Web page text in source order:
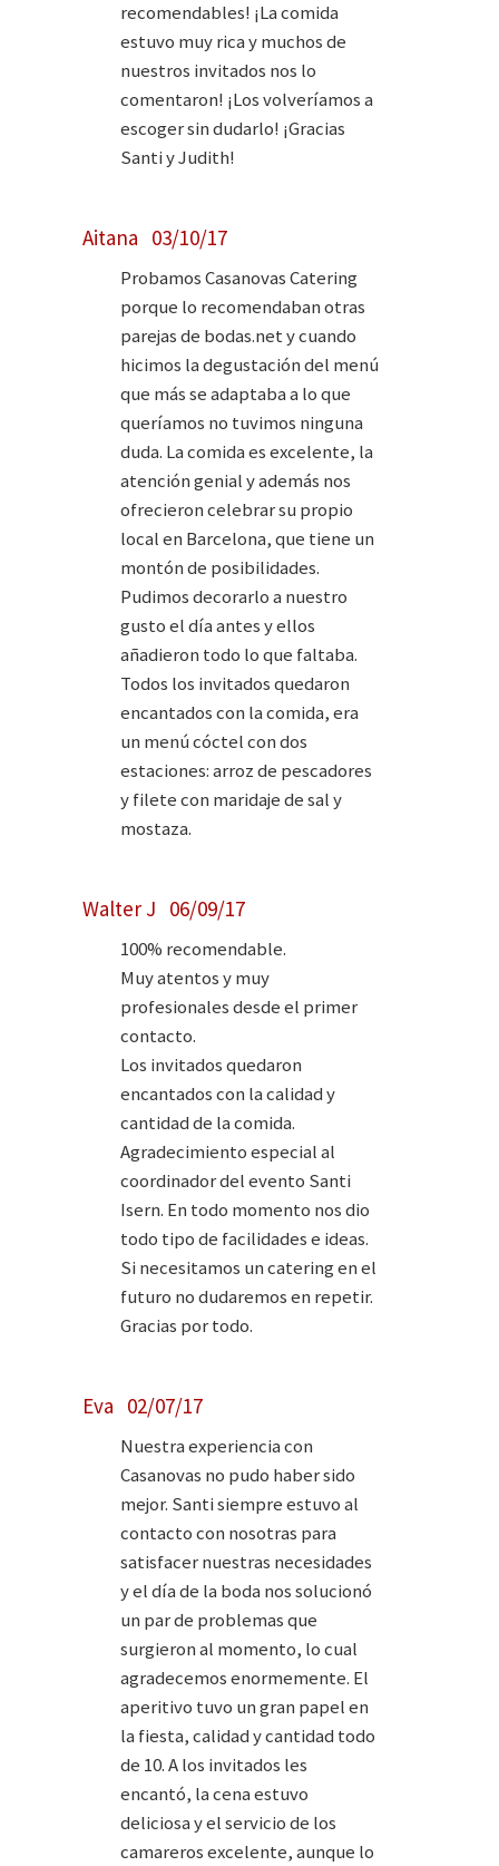
recomendables! ¡La comida
estuvo muy rica y muchos de
nuestros invitados nos lo
comentaron! ¡Los volveríamos a
escoger sin dudarlo! ¡Gracias
Santi y Judith!
Aitana 03/10/17
Probamos Casanovas Catering
porque lo recomendaban otras
parejas de bodas.net y cuando
hicimos la degustación del menú
que más se adaptaba a lo que
queríamos no tuvimos ninguna
duda. La comida es excelente, la
atención genial y además nos
ofrecieron celebrar su propio
local en Barcelona, que tiene un
montón de posibilidades.
Pudimos decorarlo a nuestro
gusto el día antes y ellos
añadieron todo lo que faltaba.
Todos los invitados quedaron
encantados con la comida, era
un menú cóctel con dos
estaciones: arroz de pescadores
y filete con maridaje de sal y
mostaza.
Walter J 06/09/17
100% recomendable.
Muy atentos y muy
profesionales desde el primer
contacto.
Los invitados quedaron
encantados con la calidad y
cantidad de la comida.
Agradecimiento especial al
coordinador del evento Santi
Isern. En todo momento nos dio
todo tipo de facilidades e ideas.
Si necesitamos un catering en el
futuro no dudaremos en repetir.
Gracias por todo.
Eva 02/07/17
Nuestra experiencia con
Casanovas no pudo haber sido
mejor. Santi siempre estuvo al
contacto con nosotras para
satisfacer nuestras necesidades
y el día de la boda nos solucionó
un par de problemas que
surgieron al momento, lo cual
agradecemos enormemente. El
aperitivo tuvo un gran papel en
la fiesta, calidad y cantidad todo
de 10. A los invitados les
encantó, la cena estuvo
deliciosa y el servicio de los
camareros excelente, aunque lo